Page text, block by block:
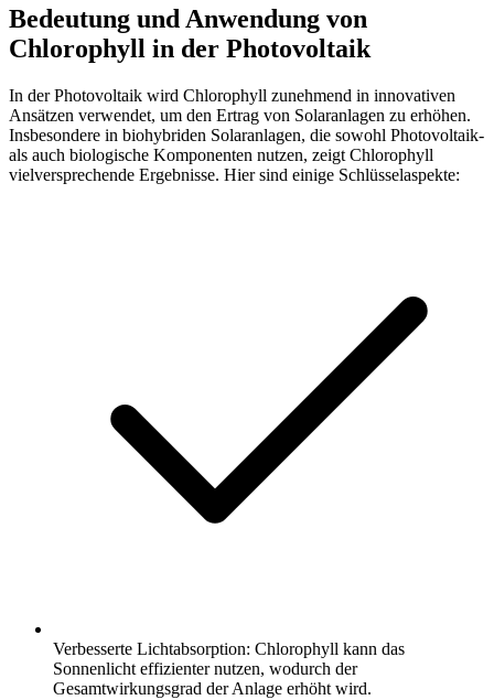
Bedeutung und Anwendung von
Chlorophyll in der Photovoltaik
In der Photovoltaik wird Chlorophyll zunehmend in innovativen
Ansätzen verwendet, um den Ertrag von Solaranlagen zu erhöhen.
Insbesondere in biohybriden Solaranlagen, die sowohl Photovoltaik-
als auch biologische Komponenten nutzen, zeigt Chlorophyll
vielversprechende Ergebnisse. Hier sind einige Schlüsselaspekte:
Verbesserte Lichtabsorption: Chlorophyll kann das
Sonnenlicht effizienter nutzen, wodurch der
Gesamtwirkungsgrad der Anlage erhöht wird.